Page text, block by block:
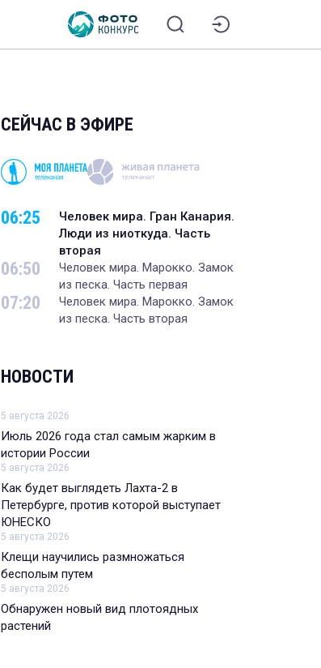
Почему светятся светлячки и где это
Самые зрелищные представленияя ночных
СЕЙЧАС В ЭФИРЕ
06:25
Человек мира. Гран Канария.
Люди из ниоткуда. Часть
вторая
06:50
Человек мира. Марокко. Замок
из песка. Часть первая
07:20
Человек мира. Марокко. Замок
из песка. Часть вторая
НОВОСТИ
5 августа 2026
Июль 2026 года стал самым жарким в
истории России
5 августа 2026
Как будет выглядеть Лахта-2 в
Петербурге, против которой выступает
ЮНЕСКО
5 августа 2026
Клещи научились размножаться
бесполым путем
5 августа 2026
Обнаружен новый вид плотоядных
растений